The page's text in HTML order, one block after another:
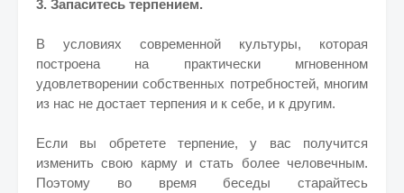
3. Запаситесь терпением.
В условиях современной культуры, которая
построена на практически мгновенном
удовлетворении собственных потребностей, многим
из нас не достает терпения и к себе, и к другим.
Если вы обретете терпение, у вас получится
изменить свою карму и стать более человечным.
Поэтому во время беседы старайтесь